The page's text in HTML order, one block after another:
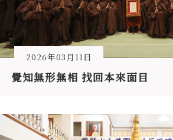
2026年03月11日
覺知無形無相 找回本來面目